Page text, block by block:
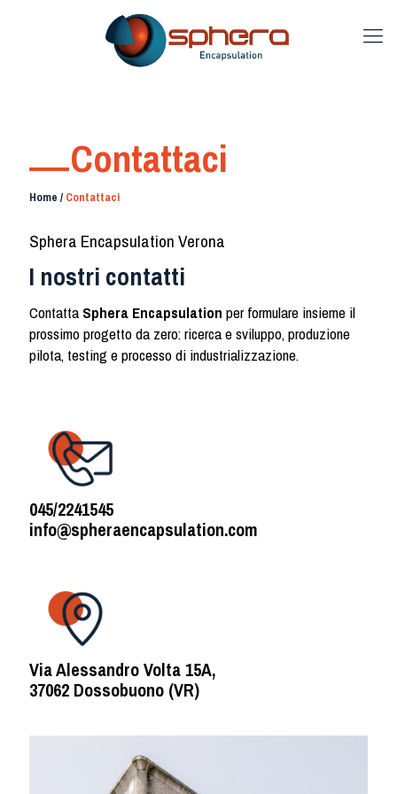
Contattaci
Home / Contattaci
Sphera Encapsulation Verona
I nostri contatti
ContattaSphera Encapsulation per formulare insieme il
prossimo progetto da zero: ricerca e sviluppo, produzione
pilota, testing e processo di industrializzazione.
045/2241545
info@spheraencapsulation.com
Via Alessandro Volta 15A,
37062 Dossobuono (VR)